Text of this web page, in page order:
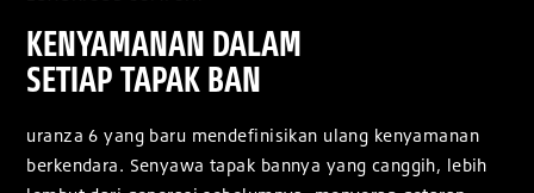
KENYAMANAN DALAM
SETIAP TAPAK BAN
uranza 6 yang baru mendefinisikan ulang kenyamanan
berkendara. Senyawa tapak bannya yang canggih, lebih